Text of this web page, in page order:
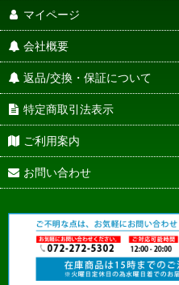
マイページ
会社概要
返品/交換・保証について
特定商取引法表示
ご利用案内
お問い合わせ